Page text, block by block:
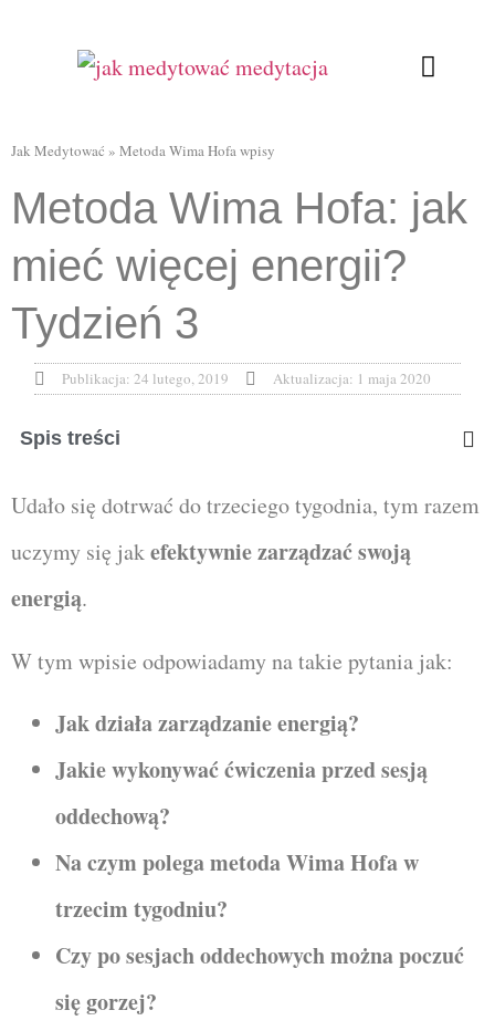
Jak Medytować » Metoda Wima Hofa wpisy
Metoda Wima Hofa: jak
mieć więcej energii?
Tydzień 3
Publikacja: 24 lutego, 2019 Aktualizacja: 1 maja 2020
Spis treści
Udało się dotrwać do trzeciego tygodnia, tym razem
uczymy się jakefektywnie zarządzać swoją
energią.
W tym wpisie odpowiadamy na takie pytania jak:
Jak działa zarządzanie energią?
Jakie wykonywać ćwiczenia przed sesją
oddechową?
Na czym polega metoda Wima Hofa w
trzecim tygodniu?
Czy po sesjach oddechowych można poczuć
się gorzej?